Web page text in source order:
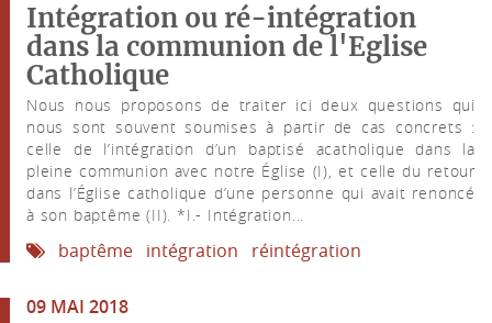
Intégration ou ré-intégration
dans la communion de l'Eglise
Catholique
Nous nous proposons de traiter ici deux questions qui
nous sont souvent soumises à partir de cas concrets :
celle de l’intégration d’un baptisé acatholique dans la
pleine communion avec notre Église (I), et celle du retour
dans l’Église catholique d’une personne qui avait renoncé
à son baptême (II). *I.- Intégration...
baptême intégration réintégration
09 MAI 2018